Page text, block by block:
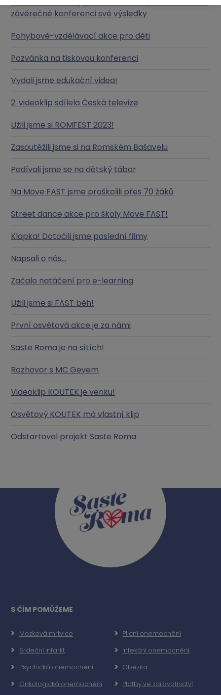
závěrečné konferenci své výsledky
Pohybově-vzdělávací akce pro děti
Pozvánka na tiskovou konferenci
Vydali jsme edukační videa!
2. videoklip sdílela Česká televize
Užili jsme si ROMFEST 2023!
Zasoutěžili jsme si na Romském Bašavelu
Podívali jsme se na dětský tábor
Na Move FAST jsme proškolili přes 70 žáků
Street dance akce pro školy Move FAST!
Klapka! Dotočili jsme poslední filmy
Napsali o nás...
Začalo natáčení pro e-learning
Užili jsme si FAST běh!
První osvětová akce je za námi
Saste Roma je na sítích!
Rozhovor s MC Geyem
Videoklip KOUTEK je venku!
Osvětový KOUTEK má vlastní klip
Odstartoval projekt Saste Roma
S ČÍM POMŮŽEME
Mozková mrtvice
Srdeční infarkt
Psychická onemocnění
Onkologická onemocnění
Plicní onemocnění
Infekční onemocnění
Obezita
Platby ve zdravotnictví